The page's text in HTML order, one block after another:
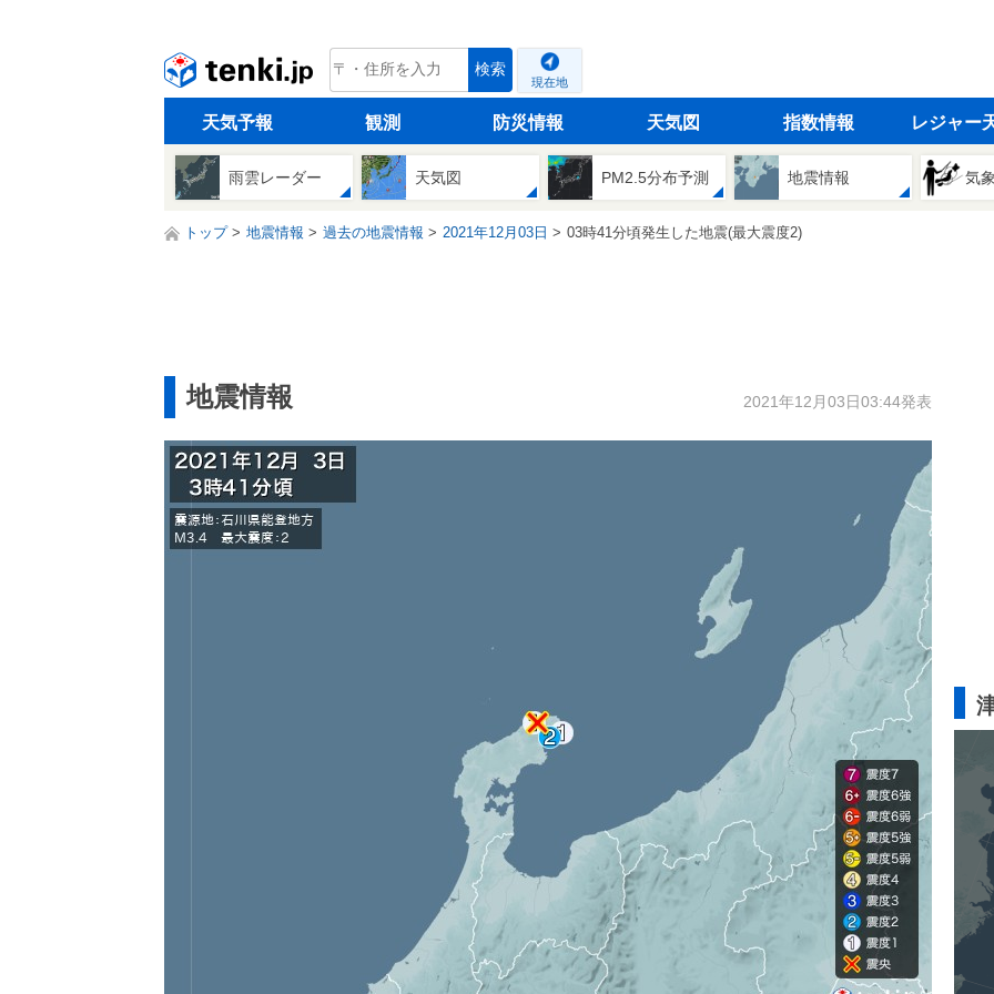
tenki.jp 検索
現在地
天気予報 観測 防災情報 天気図 指数情報 レジャー
雨雲レーダー 天気図 PM2.5分布予測 地震情報 気
トップ 地震情報 過去の地震情報 2021年12月03日 03時41分頃発生した地震(最大震度2)
地震情報 2021年12月03日03:44発表